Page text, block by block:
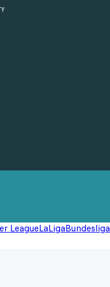
LeagueLaLigaBundesliga